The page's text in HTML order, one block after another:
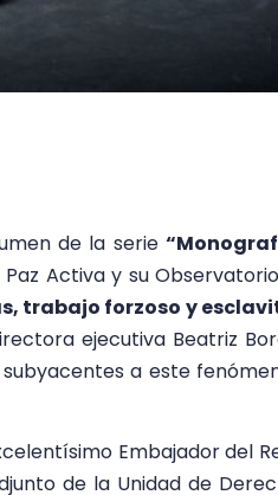
de la serie
Activa y su
trabajo forzoso y
ejecutiva Beatriz
a este
Embajador del
de la Unidad de